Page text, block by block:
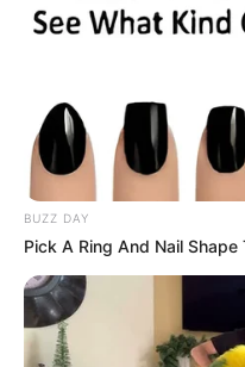
TEMAS
BUZZ DAY
Pick A Ring And Nail